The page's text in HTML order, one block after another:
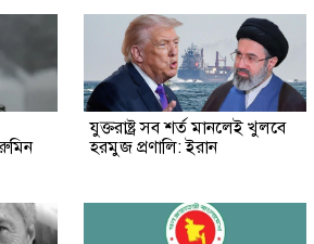
যুক্তরাষ্ট্র সব শর্ত মানলেই খুলবে
হরমুজ প্রণালি: ইরান